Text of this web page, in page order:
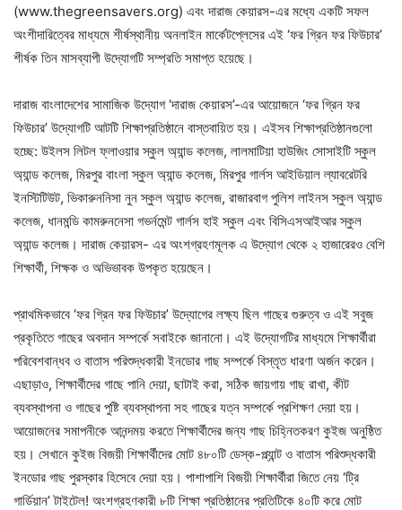
(www.thegreensavers.org) এবং দারাজ কেয়ারস-এর মধ্যে একটি সফল
অংশীদারিত্বের মাধ্যমে শীর্ষস্থানীয় অনলাইন মার্কেটপ্লেসের এই ‘ফর গ্রিন ফর ফিউচার’
শীর্ষক তিন মাসব্যাপী উদ্যোগটি সম্প্রতি সমাপ্ত হয়েছে।
দারাজ বাংলাদেশের সামাজিক উদ্যোগ ‘দারাজ কেয়ারস’-এর আয়োজনে ‘ফর গ্রিন ফর
ফিউচার’ উদ্যোগটি আটটি শিক্ষাপ্রতিষ্ঠানে বাস্তবায়িত হয়। এইসব শিক্ষাপ্রতিষ্ঠানগুলো
হচ্ছে: উইলস লিটল ফ্লাওয়ার স্কুল অ্যান্ড কলেজ, লালমাটিয়া হাউজিং সোসাইটি স্কুল
অ্যান্ড কলেজ, মিরপুর বাংলা স্কুল অ্যান্ড কলেজ, মিরপুর গার্লস আইডিয়াল ল্যাবরেটরি
ইনস্টিটিউট, ভিকারুননিসা নুন স্কুল অ্যান্ড কলেজ, রাজারবাগ পুলিশ লাইনস স্কুল অ্যান্ড
কলেজ, ধানমন্ডি কামরুননেসা গভর্নমেন্ট গার্লস হাই স্কুল এবং বিসিএসআইআর স্কুল
অ্যান্ড কলেজ। দারাজ কেয়ারস- এর অংশগ্রহণমূলক এ উদ্যোগ থেকে ২ হাজারেরও বেশি
শিক্ষার্থী, শিক্ষক ও অভিভাবক উপকৃত হয়েছেন।
প্রাথমিকভাবে ‘ফর গ্রিন ফর ফিউচার’ উদ্যোগের লক্ষ্য ছিল গাছের গুরুত্ব ও এই সবুজ
প্রকৃতিতে গাছের অবদান সম্পর্কে সবাইকে জানানো। এই উদ্যোগটির মাধ্যমে শিক্ষার্থীরা
পরিবেশবান্ধব ও বাতাস পরিশুদ্ধকারী ইনডোর গাছ সম্পর্কে বিস্তৃত ধারণা অর্জন করেন।
এছাড়াও, শিক্ষার্থীদের গাছে পানি দেয়া, ছাটাই করা, সঠিক জায়গায় গাছ রাখা, কীট
ব্যবস্থাপনা ও গাছের পুষ্টি ব্যবস্থাপনা সহ গাছের যত্ন সম্পর্কে প্রশিক্ষণ দেয়া হয়।
আয়োজনের সমাপনীকে আনন্দময় করতে শিক্ষার্থীদের জন্য গাছ চিহ্নিতকরণ কুইজ অনুষ্ঠিত
হয়। সেখানে কুইজ বিজয়ী শিক্ষার্থীদের মোট ৪৮০টি ডেস্ক-প্ল্যান্ট ও বাতাস পরিশুদ্ধকারী
ইনডোর গাছ পুরস্কার হিসেবে দেয়া হয়। পাশাপাশি বিজয়ী শিক্ষার্থীরা জিতে নেয় ‘ট্রি
গার্ডিয়ান’ টাইটেল! অংশগ্রহণকারী ৮টি শিক্ষা প্রতিষ্ঠানের প্রতিটিকে ৪০টি করে মোট